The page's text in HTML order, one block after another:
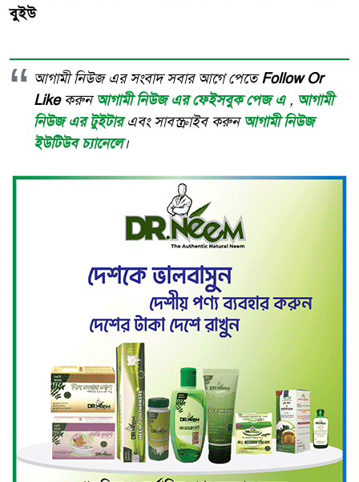
বুইউ
আগামী নিউজ এর সংবাদ সবার আগে পেতেFollow Or
Likeকরুনআগামী নিউজ এর ফেইসবুক পেজ এ , আগামী
নিউজ এর টুইটারএবং সাবস্ক্রাইব করুনআগামী নিউজ
ইউটিউব চ্যানেলে।